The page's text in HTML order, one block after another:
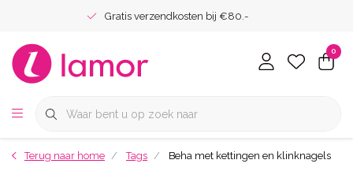
Gratis verzendkosten bij €80.-
0
Terug naar home Tags Beha met kettingen en klinknagels